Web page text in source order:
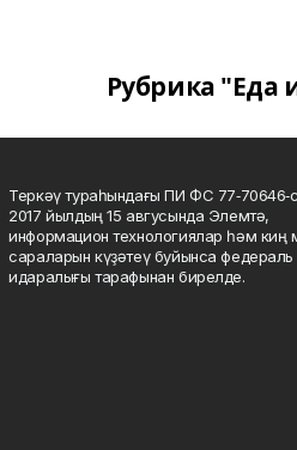
Рубрика "Еда
Теркәү тураһындағы ПИ ФС
2017 йылдың 15 авгусында Элемтә,
информацион технологиялар һәм киң
сараларын күҙәтеү буйынса федераль
идаралығы тарафынан бирелде.